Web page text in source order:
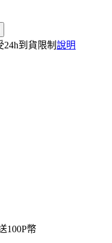
到貨限制 說明
100P幣